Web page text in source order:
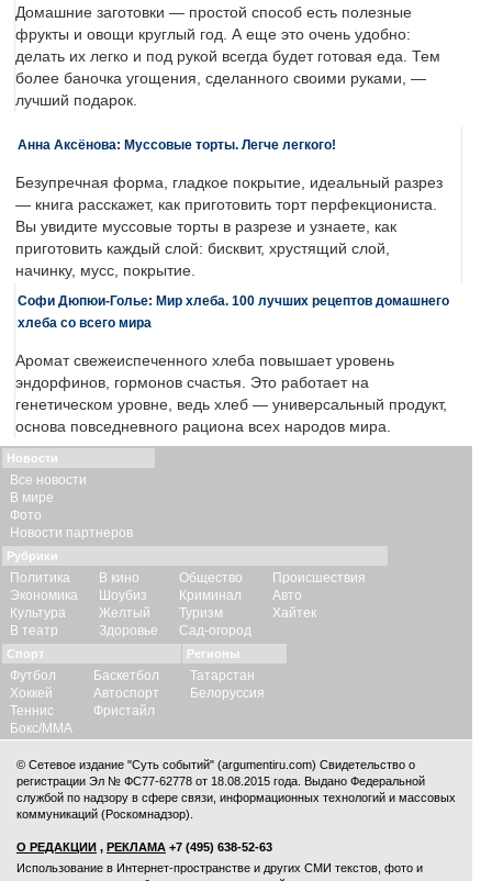
Домашние заготовки — простой способ есть полезные
фрукты и овощи круглый год. А еще это очень удобно:
делать их легко и под рукой всегда будет готовая еда. Тем
более баночка угощения, сделанного своими руками, —
лучший подарок.
Анна Аксёнова: Муссовые торты. Легче легкого!
Безупречная форма, гладкое покрытие, идеальный разрез
— книга расскажет, как приготовить торт перфекциониста.
Вы увидите муссовые торты в разрезе и узнаете, как
приготовить каждый слой: бисквит, хрустящий слой,
начинку, мусс, покрытие.
Софи Дюпюи-Голье: Мир хлеба. 100 лучших рецептов домашнего
хлеба со всего мира
Аромат свежеиспеченного хлеба повышает уровень
эндорфинов, гормонов счастья. Это работает на
генетическом уровне, ведь хлеб — универсальный продукт,
основа повседневного рациона всех народов мира.
Новости
Все новости
В мире
Фото
Новости партнеров
Рубрики
Политика
Экономика
Культура
В театр
В кино
Шоубиз
Желтый
Здоровье
Общество
Криминал
Туризм
Сад-огород
Происшествия
Авто
Хайтек
Спорт
Футбол
Хоккей
Теннис
Бокс/ММА
Баскетбол
Автоспорт
Фристайл
Регионы
Татарстан
Белоруссия
© Сетевое издание "Суть событий" (argumentiru.com) Свидетельство о
регистрации Эл № ФС77-62778 от 18.08.2015 года. Выдано Федеральной
службой по надзору в сфере связи, информационных технологий и массовых
коммуникаций (Роскомнадзор).
О РЕДАКЦИИ , РЕКЛАМА +7 (495) 638-52-63
Использование в Интернет-пространстве и других СМИ текстов, фото и